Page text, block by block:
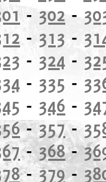
- 302 -
- 313 -
- 324 -
- 335 -
- 346 -
-357-
-368-
- 379-